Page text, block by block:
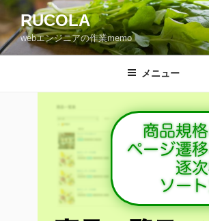
ン
テ
ン
RUCOLA
webエンジニアの作業memo
メニュー